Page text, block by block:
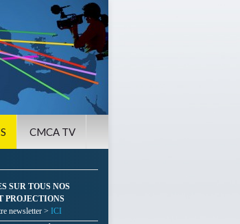
CMCA TV
SUR TOUS NOS
PROJECTIONS
newsletter > ICI